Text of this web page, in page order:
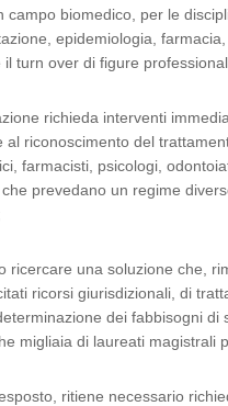
campo biomedico, per le
epidemiologia,
turn over di figure
richieda interventi
al riconoscimento del
farmacisti, psicologi,
prevedano un regime
ricercare una soluzione che,
ricorsi giurisdizionali, di
dei fabbisogni
migliaia di laureati
ritiene necessario